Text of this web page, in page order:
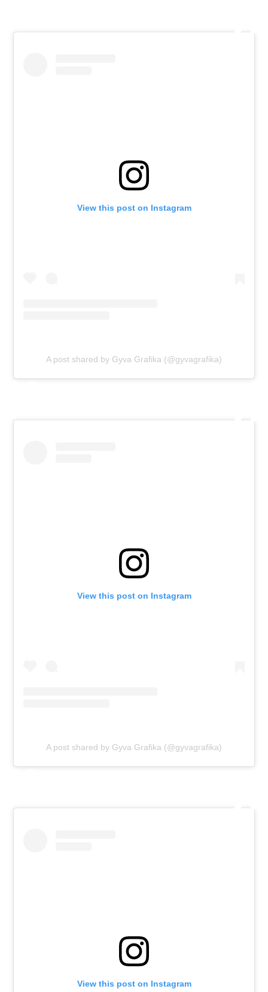
View this post on Instagram
A post shared by Gyva Grafika (@gyvagrafika)
View this post on Instagram
A post shared by Gyva Grafika (@gyvagrafika)
View this post on Instagram